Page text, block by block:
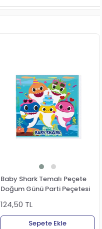
Baby Shark Temalı Peçete
Doğum Günü Parti Peçetesi
124,50 TL
Sepete Ekle